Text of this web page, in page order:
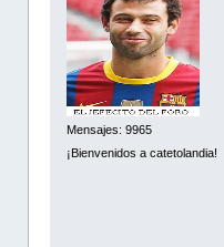
Mensajes: 9965
¡Bienvenidos a catetolandia!